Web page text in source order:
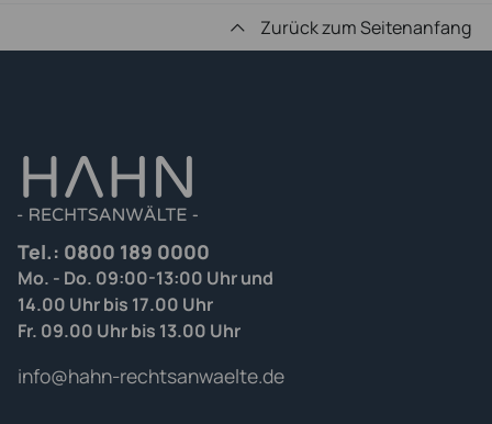
Zurück zum Seitenanfang
Tel.: 0800 189 0000
Mo. - Do. 09:00-13:00 Uhr und
14.00 Uhr bis 17.00 Uhr
Fr. 09.00 Uhr bis 13.00 Uhr
info@hahn-rechtsanwaelte.de